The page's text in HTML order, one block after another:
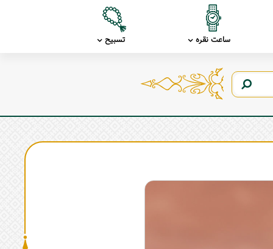
ساعت نقره تسبیح